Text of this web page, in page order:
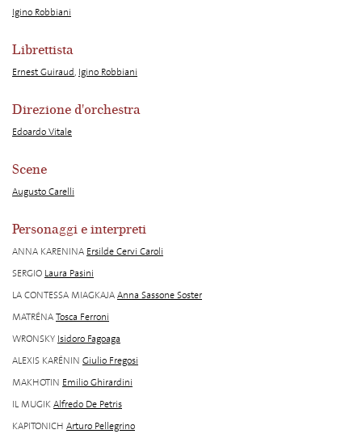
Igino Robbiani
Librettista
Ernest Guiraud, Igino Robbiani
Direzione d'orchestra
Edoardo Vitale
Scene
Augusto Carelli
Personaggi e interpreti
ANNA KARENINA Ersilde Cervi Caroli
SERGIO Laura Pasini
LA CONTESSA MIAGKAJAAnna Sassone Soster
MATRÉNATosca Ferroni
WRONSKY Isidoro Fagoaga
ALEXIS KARÉNIN Giulio Fregosi
MAKHOTIN Emilio Ghirardini
IL MUGIKAlfredo De Petris
KAPITONICH Arturo Pellegrino